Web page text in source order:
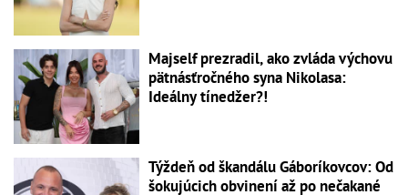
Majself prezradil, ako zvláda výchovu
pätnásťročného syna Nikolasa:
Ideálny tínedžer?!
Týždeň od škandálu Gáboríkovcov: Od
šokujúcich obvinení až po nečakané